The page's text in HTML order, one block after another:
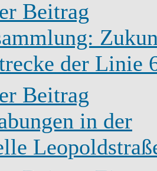
der Linie
in der